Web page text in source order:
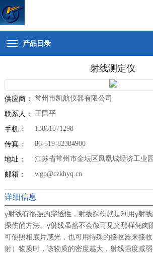
产品目录
射线测定仪
供应商： 常州市凯航仪器有限公司
联系人： 王国平
手机： 13861071298
传真： 86-519-82384900
地址： 江苏省常州市金坛区凤凰城经济工业
邮箱： wgp@czkhyq.cn
详细信息
γ射线有很强的穿透性，射线探伤就是利用γ射
探伤的方法。γ射线虽然不会像可见光那样凭肉
可使照相底片感光，也可用特殊的接收器来接
射）物质时，该物质的密度越大，射线强度减